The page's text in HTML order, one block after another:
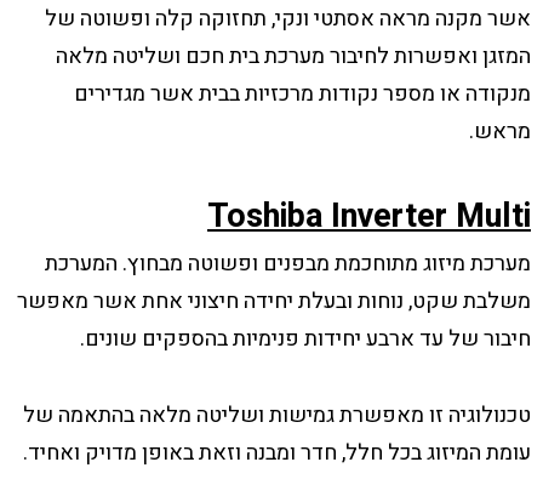
אשר מקנה מראה אסתטי ונקי, תחזוקה קלה ופשוטה של
המזגן ואפשרות לחיבור מערכת בית חכם ושליטה מלאה
מנקודה או מספר נקודות מרכזיות בבית אשר מגדירים
מראש.
Toshiba Inverter Multi
מערכת מיזוג מתוחכמת מבפנים ופשוטה מבחוץ. המערכת
משלבת שקט, נוחות ובעלת יחידה חיצוני אחת אשר מאפשר
חיבור של עד ארבע יחידות פנימיות בהספקים שונים.
טכנולוגיה זו מאפשרת גמישות ושליטה מלאה בהתאמה של
עומת המיזוג בכל חלל, חדר ומבנה וזאת באופן מדויק ואחיד.